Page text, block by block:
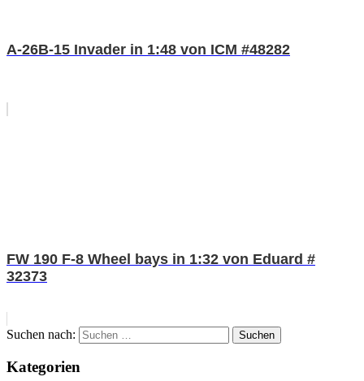
A-26B-15 Invader in 1:48 von ICM #48282
FW 190 F-8 Wheel bays in 1:32 von Eduard #
32373
Suchen nach: Suchen
Kategorien